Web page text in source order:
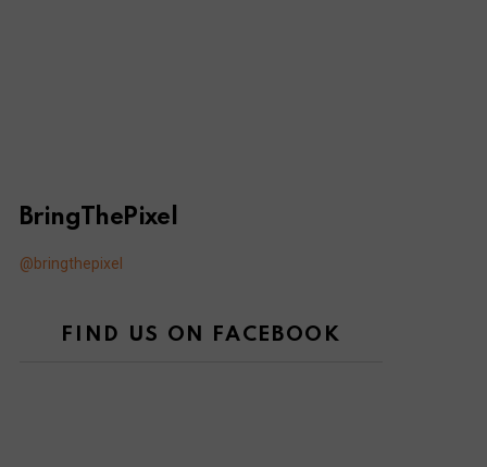
BringThePixel
@bringthepixel
FIND US ON FACEBOOK